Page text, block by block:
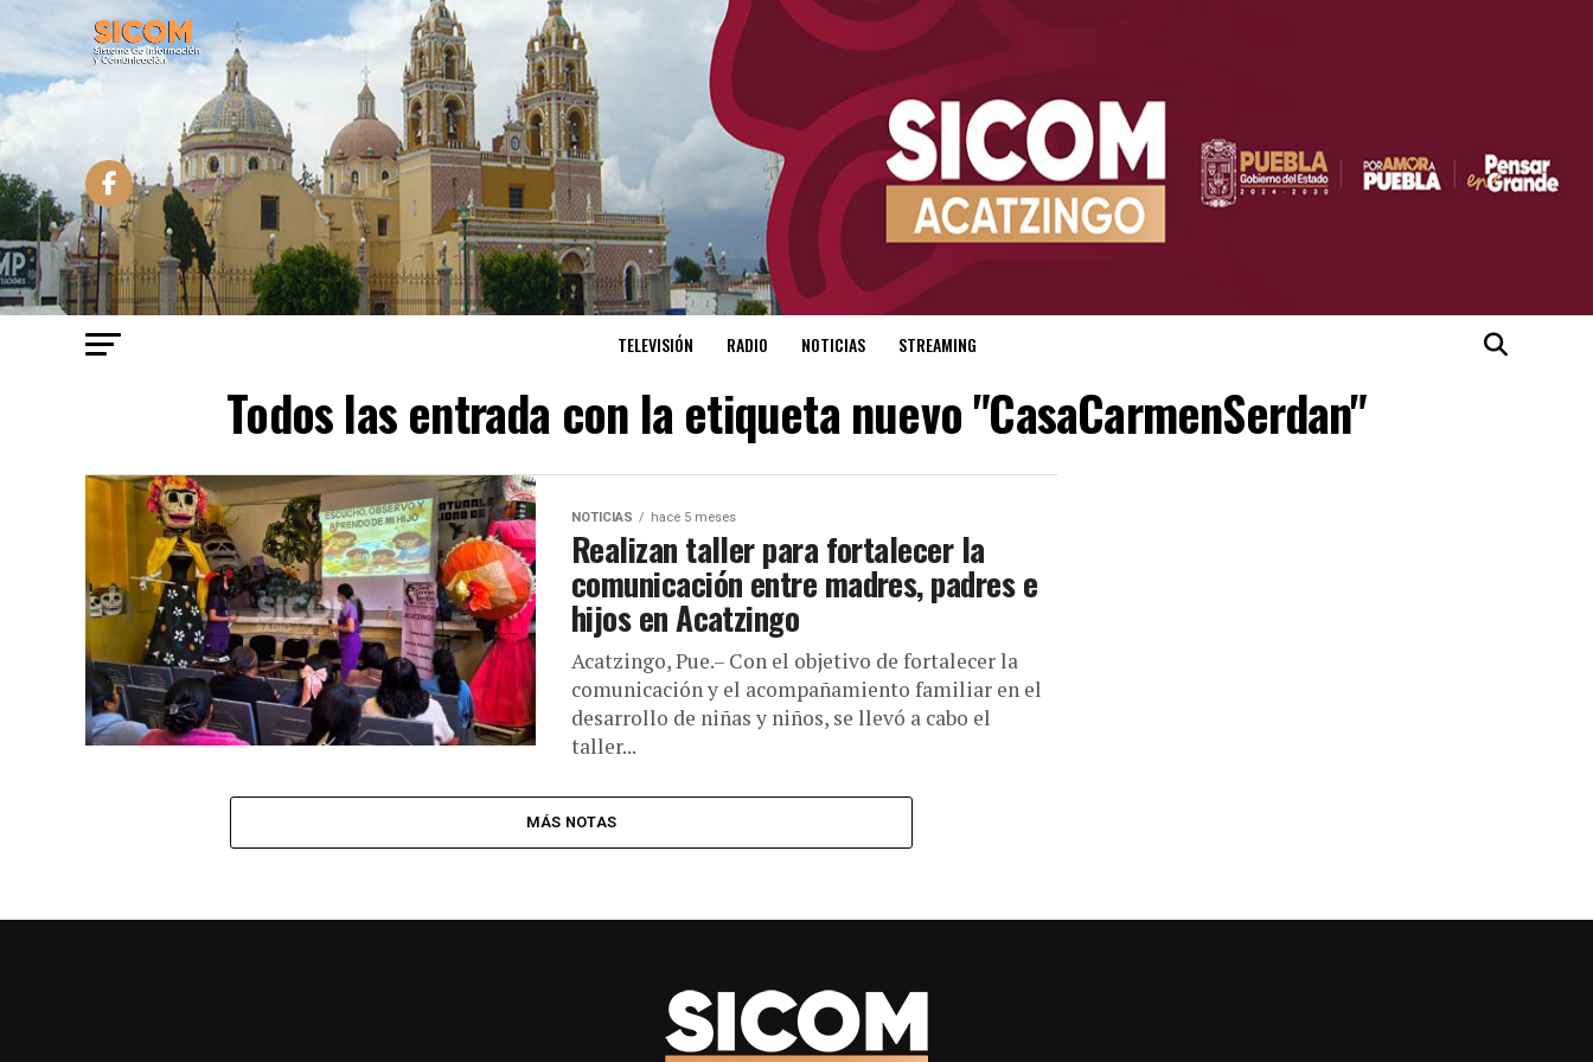
TELEVISIÓN RADIO NOTICIAS STREAMING
Todos las entrada con la etiqueta nuevo "CasaCarmenSerdan"
NOTICIAS hace 5 meses
Realizan taller para fortalecer la
comunicación entre madres, padres e
hijos en Acatzingo
Acatzingo, Pue.– Con el objetivo de fortalecer la
comunicación y el acompañamiento familiar en el
desarrollo de niñas y niños, se llevó a cabo el
taller...
MÁS NOTAS